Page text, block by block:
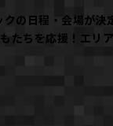
の日程・会場が
たちを応援！エリ